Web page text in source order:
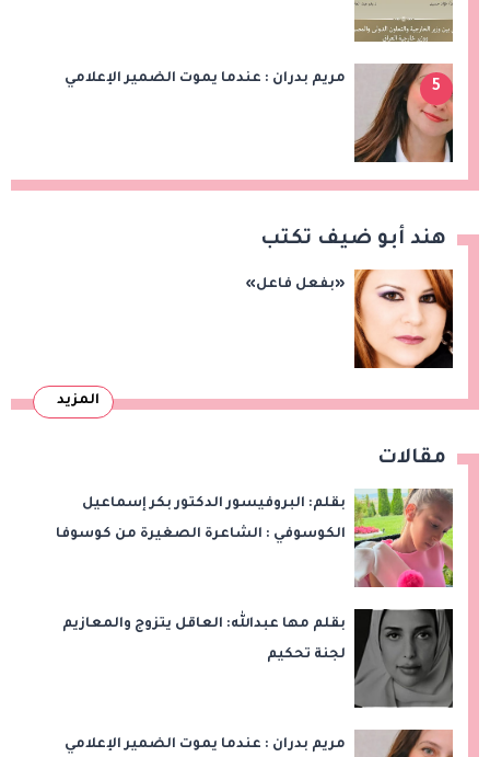
5
مريم بدران : عندما يموت الضمير الإعلامي
هند أبو ضيف تكتب
«بفعل فاعل»
المزيد
مقالات
بقلم: البروفيسور الدكتور بكر إسماعيل
الكوسوفي : الشاعرة الصغيرة من كوسوفا
بقلم مها عبدالله: العاقل يتزوج والمعازيم
لجنة تحكيم
مريم بدران : عندما يموت الضمير الإعلامي